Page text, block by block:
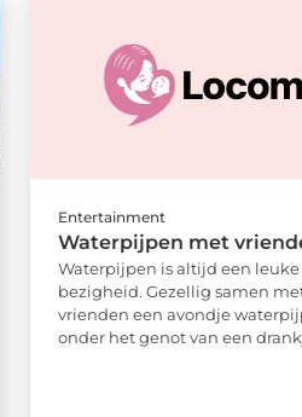
Entertainment
Waterpijpen met
Waterpijpen is altijd een leuke
bezigheid. Gezellig samen
vrienden een avondje
onder het genot van een